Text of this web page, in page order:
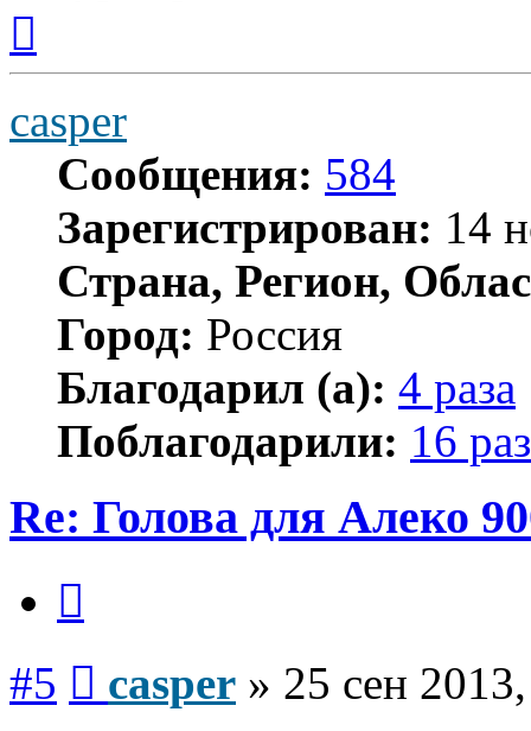
началу
casper
Сообщения: 584
Зарегистрирован: 14
Страна, Регион,
Город: Россия
Благодарил (а): 4 раза
Поблагодарили: 16 раз
Re: Голова для Алеко
#5 casper » 25 сен